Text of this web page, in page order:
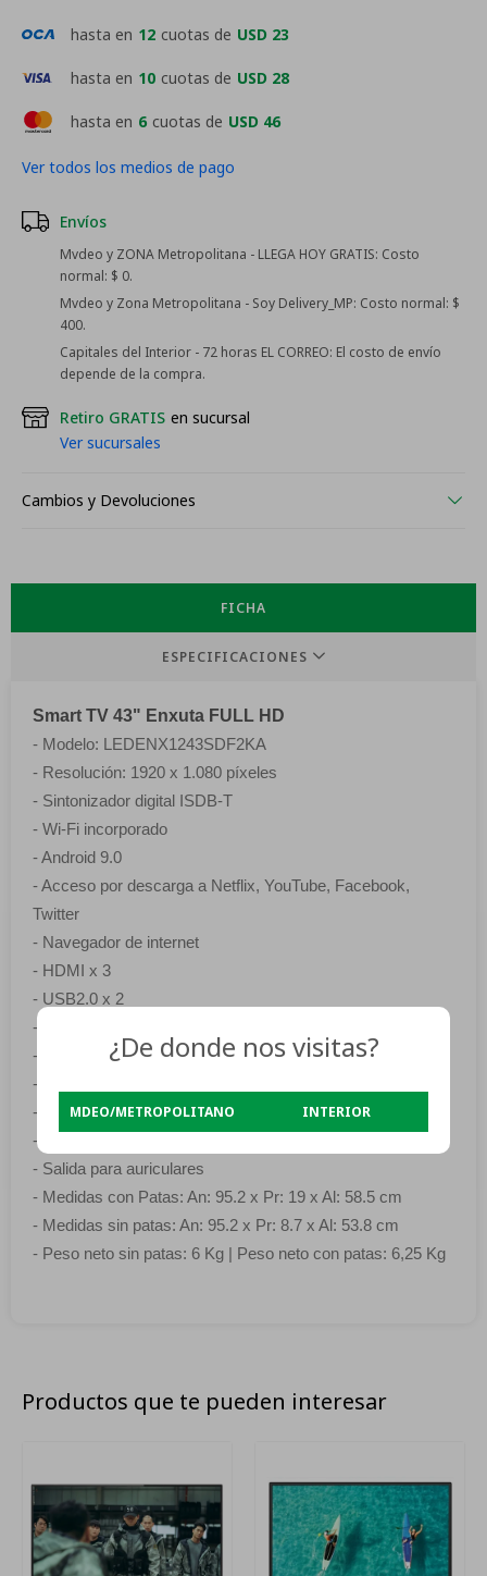
hasta en 6 cuotas de USD 46
hasta en 12 cuotas de USD 23
hasta en 10 cuotas de USD 28
Ver todos los medios de pago
Envíos
Mvdeo y ZONA Metropolitana - LLEGA HOY GRATIS: Costo
normal: $ 0.
Mvdeo y Zona Metropolitana - Soy Delivery_MP: Costo normal: $
400.
Capitales del Interior - 72 horas EL CORREO: El costo de envío
depende de la compra.
Retiro GRATIS en sucursal
Ver sucursales
Cambios y Devoluciones
FICHA
ESPECIFICACIONES
Smart TV 43" Enxuta FULL HD
- Modelo: LEDENX1243SDF2KA
- Resolución: 1920 x 1.080 píxeles
- Sintonizador digital ISDB-T
- Wi-Fi incorporado
- Android 9.0
- Acceso por descarga a Netflix, YouTube, Facebook,
Twitter
- Navegador de internet
- HDMI x 3
- USB2.0 x 2
- Procesador A55*4
- Ram: 1 GB
- Flash: 8 Gb
- Modo Surround
- Sonido: 2 x 8W
- Salida para auriculares
- Medidas con Patas: An: 95.2 x Pr: 19 x Al: 58.5 cm
- Medidas sin patas: An: 95.2 x Pr: 8.7 x Al: 53.8 cm
- Peso neto sin patas: 6 Kg | Peso neto con patas: 6,25 Kg
Productos que te pueden interesar
¿De donde nos visitas?
MDEO/METROPOLITANO INTERIOR